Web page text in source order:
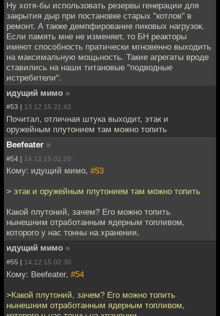
Ну хотя-бы использовать резервы генерации для
закрытия дыр при постановке старых "котлов" в
ремонт. А также демпфирование пиковых нагрузок.
Если память мне не изменяет, то БН реакторы
имеют способность пратически мгновенно выходить
на максимальную мощьность. Такие агрегаты вроде
ставились на наши титановые "подводные
истребители".
идущий мимо »
#53 | 13.12.15 21:42
Почитал, отличная штука выходит, этак и
оружейным плутонием там можно топить
Beefeater »
#54 | 14.12.15 01:20
Кому: идущий мимо, #53
> этак и оружейным плутонием там можно топить
Какой плутоний, зачем? Его можно топить
нынешним отработанным ядерным топливом,
которого у нас тонны на хранении.
идущий мимо »
#55 | 14.12.15 02:30
Кому: Beefeater, #54
>Какой плутоний, зачем? Его можно топить
нынешним отработанным ядерным топливом,